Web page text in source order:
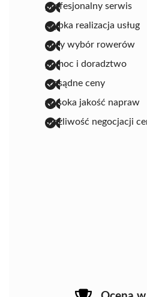
profesjonalny serwis
szybka realizacja usług
duży wybór rowerów
pomoc i doradztwo
rozsądne ceny
wysoka jakość napraw
możliwość negocjacji